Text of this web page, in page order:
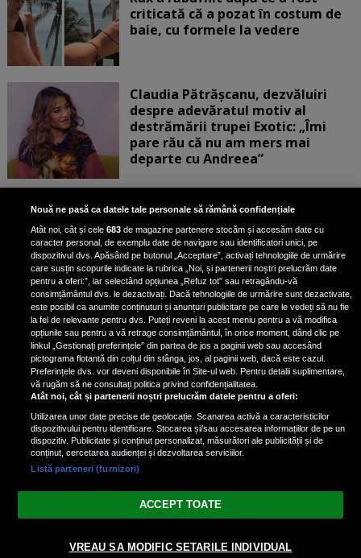
criticată că a pozat în costum de
baie, cu formele la vedere
Claudia Pătrășcanu, dezvăluiri
despre adevăratul motiv al
destrămării trupei Exotic: „Îmi
pare rău că nu am mers mai
departe cu Andreea”
Scene incredibile! Ilinca Vandici a
pus mâna pe aparatul de
fotografiat al unui paparazzo și i l-
a aruncat la gunoi: „S-a dus la
poliție. Nu mai aveam aer”
Oana Moșneagu, mărturisiri
despre începutul relației cu Vlad
Gherman: „Eu am fost îngrozită de
aceasta posibilă relație”
Nouă ne pasă ca datele tale personale să rămână confidențiale
Atât noi, cât și cele683 de magazine partenere stocăm și accesăm date cu
caracter personal, de exemplu date de navigare sau identificatori unici, pe
dispozitivul dvs. Apăsând pe butonul „Acceptare”, activați tehnologiile de urmărire
care susțin scopurile indicate la rubrica „Noi, și partenerii noștri prelucrăm date
pentru a oferi:”, iar selectând opțiunea „Refuz tot” sau retragându-vă
consimțământul dvs. le dezactivați. Dacă tehnologiile de urmărire sunt dezactivate,
este posibil ca anumite conținuturi și anunțuri publicitare pe care le vedeți să nu fie
la fel de relevante pentru dvs. Puteți reveni la acest meniu pentru a vă modifica
opțiunile sau pentru a vă retrage consimțământul, în orice moment, dând clic pe
linkul „Gestionați preferințele” din partea de jos a paginii web sau accesând
pictograma flotantă din colțul din stânga, jos, al paginii web, dacă este cazul.
Preferințele dvs. vor deveni disponibile în Site-ul web. Pentru detalii suplimentare,
vă rugăm să ne consultați politica privind confidențialitatea.
Atât noi, cât și partenerii noștri prelucrăm datele pentru a oferi:
Utilizarea unor date precise de geolocație. Scanarea activă a caracteristicilor
dispozitivului pentru identificare. Stocarea și/sau accesarea informațiilor de pe un
dispozitiv. Publicitate și conținut personalizat, măsurători ale publicității și de
conținut, cercetarea audienței și dezvoltarea serviciilor.
Listă parteneri (furnizori)
ACCEPT TOATE
VREAU SA MODIFIC SETARILE INDIVIDUAL